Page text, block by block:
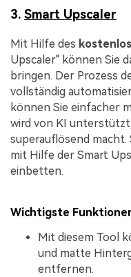
3. Smart Upscaler
Mit Hilfe des
Upscaler" können Sie
bringen. Der Prozess
vollständig
können Sie einfacher
wird von KI
superauflösend
mit Hilfe der Smart
einbetten.
Wichtigste
Mit diesem Tool
und matte
entfernen.